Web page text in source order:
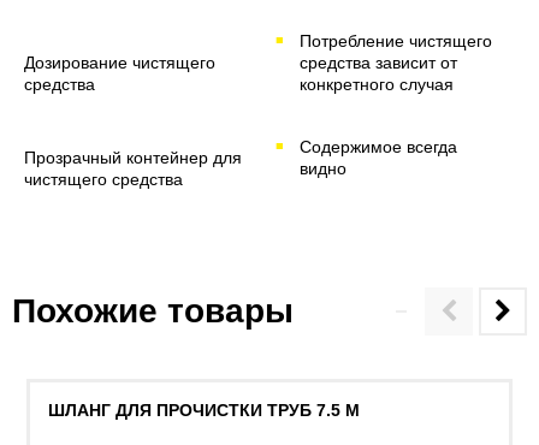
Дозирование чистящего
средства
Потребление чистящего
средства зависит от
конкретного случая
Прозрачный контейнер для
чистящего средства
Содержимое всегда
видно
Похожие товары
ШЛАНГ ДЛЯ ПРОЧИСТКИ ТРУБ 7.5 М